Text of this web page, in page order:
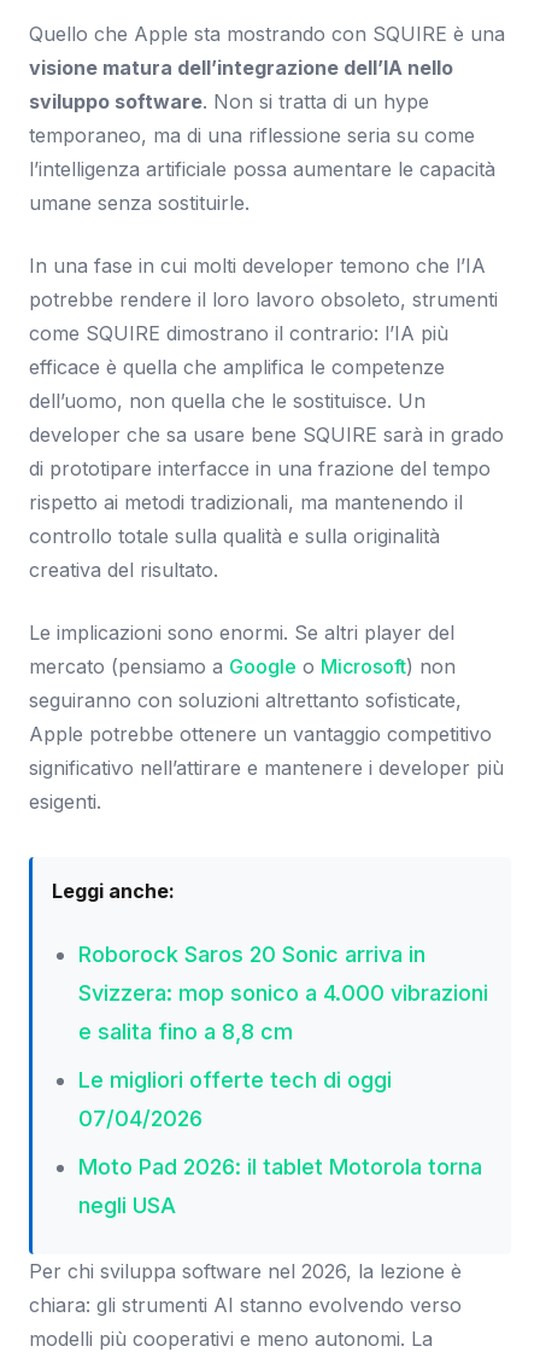
Quello che Apple sta mostrando con SQUIRE è una
visione matura dell’integrazione dell’IA nello
sviluppo software. Non si tratta di un hype
temporaneo, ma di una riflessione seria su come
l’intelligenza artificiale possa aumentare le capacità
umane senza sostituirle.
In una fase in cui molti developer temono che l’IA
potrebbe rendere il loro lavoro obsoleto, strumenti
come SQUIRE dimostrano il contrario: l’IA più
efficace è quella che amplifica le competenze
dell’uomo, non quella che le sostituisce. Un
developer che sa usare bene SQUIRE sarà in grado
di prototipare interfacce in una frazione del tempo
rispetto ai metodi tradizionali, ma mantenendo il
controllo totale sulla qualità e sulla originalità
creativa del risultato.
Le implicazioni sono enormi. Se altri player del
mercato (pensiamo a Google o Microsoft) non
seguiranno con soluzioni altrettanto sofisticate,
Apple potrebbe ottenere un vantaggio competitivo
significativo nell’attirare e mantenere i developer più
esigenti.
Leggi anche:
Roborock Saros 20 Sonic arriva in
Svizzera: mop sonico a 4.000 vibrazioni
e salita fino a 8,8 cm
Le migliori offerte tech di oggi
07/04/2026
Moto Pad 2026: il tablet Motorola torna
negli USA
Per chi sviluppa software nel 2026, la lezione è
chiara: gli strumenti AI stanno evolvendo verso
modelli più cooperativi e meno autonomi. La